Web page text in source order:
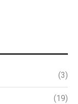
(3)
(19)